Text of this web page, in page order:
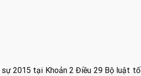
2015 tại Khoản 2 Điều 29 Bộ luật tố